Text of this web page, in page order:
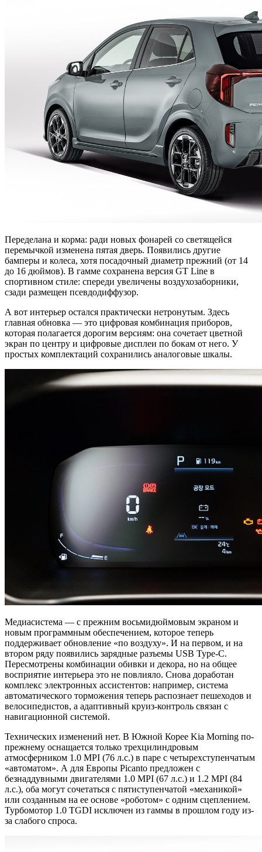
Переделана и корма: ради новых фонарей со светящейся
перемычкой изменена пятая дверь. Появились другие
бамперы и колеса, хотя посадочный диаметр прежний (от 14
до 16 дюймов). В гамме сохранена версия GT Line в
спортивном стиле: спереди увеличены воздухозаборники,
сзади размещен псевдодиффузор.
А вот интерьер остался практически нетронутым. Здесь
главная обновка — это цифровая комбинация приборов,
которая полагается дорогим версиям: она сочетает цветной
экран по центру и цифровые дисплеи по бокам от него. У
простых комплектаций сохранились аналоговые шкалы.
Медиасистема — с прежним восьмидюймовым экраном и
новым программным обеспечением, которое теперь
поддерживает обновление «по воздуху». И на первом, и на
втором ряду появились зарядные разъемы USB Type-C.
Пересмотрены комбинации обивки и декора, но на общее
восприятие интерьера это не повлияло. Снова доработан
комплекс электронных ассистентов: например, система
автоматического торможения теперь распознает пешеходов и
велосипедистов, а адаптивный круиз-контроль связан с
навигационной системой.
Технических изменений нет. В Южной Корее Kia Morning по-
прежнему оснащается только трехцилиндровым
атмосферником 1.0 MPI (76 л.с.) в паре с четырехступенчатым
«автоматом». А для Европы Picanto предложен с
безнаддувными двигателями 1.0 MPI (67 л.с.) и 1.2 MPI (84
л.с.), оба могут сочетаться с пятиступенчатой «механикой»
или созданным на ее основе «роботом» с одним сцеплением.
Турбомотор 1.0 TGDI исключен из гаммы в прошлом году из-
за слабого спроса.